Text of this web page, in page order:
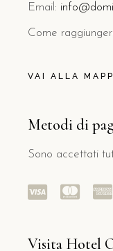
Email:
Come
VAI ALLA
Metodi di
Sono accettati
Visita Hotel